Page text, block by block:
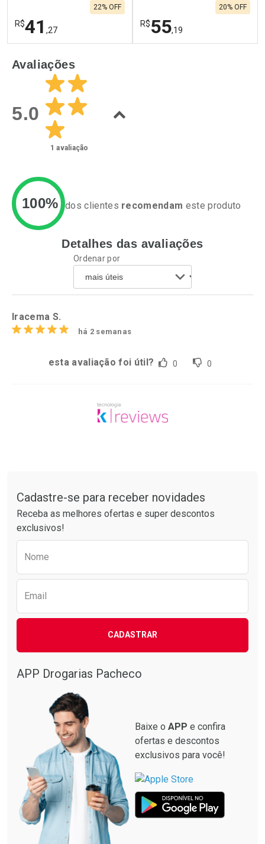
R$41 ,27
22% OFF
Laboratório
Ativar Desconto
Comprar sem Desconto
Por R$ 41,27/cada
Por Menos
Comprar sem Desconto
R$55,19
20% OFF
Ativar Desconto
Comprar sem Desconto
Por R$ 55,19/cada
Avaliações
5.0
1 avaliação
100% dos clientes recomendam este produto
Detalhes das avaliações
Ordenar por
Iracema S.
há 2 semanas
esta avaliação foi útil? 0 0
Cadastre-se para receber novidades
Receba as melhores ofertas e super descontos
exclusivos!
Nome
Email
CADASTRAR
APP Drogarias Pacheco
Baixe o APP e confira
ofertas e descontos
exclusivos para você!